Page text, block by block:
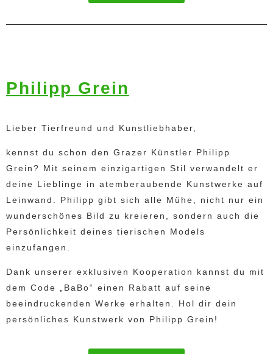
Philipp Grein
Lieber Tierfreund und Kunstliebhaber,
kennst du schon den Grazer Künstler Philipp
Grein? Mit seinem einzigartigen Stil verwandelt er
deine Lieblinge in atemberaubende Kunstwerke auf
Leinwand. Philipp gibt sich alle Mühe, nicht nur ein
wunderschönes Bild zu kreieren, sondern auch die
Persönlichkeit deines tierischen Models
einzufangen.
Dank unserer exklusiven Kooperation kannst du mit
dem Code „BaBo“ einen Rabatt auf seine
beeindruckenden Werke erhalten. Hol dir dein
persönliches Kunstwerk von Philipp Grein!